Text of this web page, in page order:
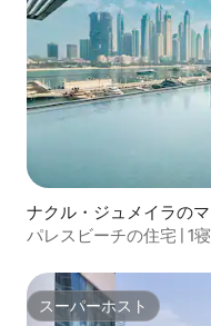
ナクル・ジュメイラの
パレスビーチの住宅 | 1
スーパーホスト
スーパーホスト